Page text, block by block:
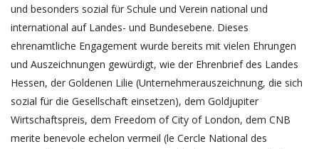
und besonders sozial für Schule und Verein national und
international auf Landes- und Bundesebene. Dieses
ehrenamtliche Engagement wurde bereits mit vielen Ehrungen
und Auszeichnungen gewürdigt, wie der Ehrenbrief des Landes
Hessen, der Goldenen Lilie (Unternehmerauszeichnung, die sich
sozial für die Gesellschaft einsetzen), dem Goldjupiter
Wirtschaftspreis, dem Freedom of City of London, dem CNB
merite benevole echelon vermeil (le Cercle National des